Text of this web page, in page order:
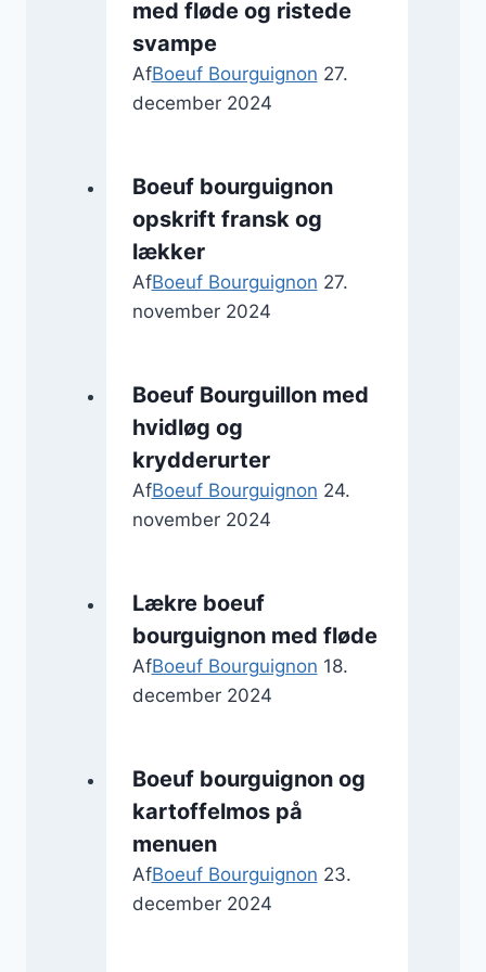
med fløde og ristede
svampe
AfBoeuf Bourguignon 27.
december 2024
Boeuf bourguignon
opskrift fransk og
lækker
AfBoeuf Bourguignon 27.
november 2024
Boeuf Bourguillon med
hvidløg og
krydderurter
AfBoeuf Bourguignon 24.
november 2024
Lækre boeuf
bourguignon med fløde
AfBoeuf Bourguignon 18.
december 2024
Boeuf bourguignon og
kartoffelmos på
menuen
AfBoeuf Bourguignon 23.
december 2024